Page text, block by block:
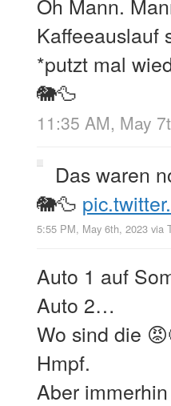
Kaffeeauslauf
*putzt mal
🐘🦆
11:35 AM, May
Das waren
🐘🦆
5:55 PM, May 6th, 2023 via
Auto 1 auf
Auto 2…
Wo sind die
Hmpf.
Aber